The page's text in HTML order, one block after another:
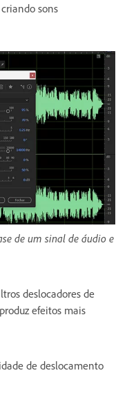
sons
de um sinal de áudio e
deslocadores de
efeitos mais
de deslocamento